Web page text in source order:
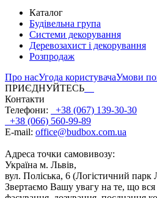
Каталог
Будівельна група
Системи декорування
Деревозахист і декорування
Розпродаж
Про насУгода користувачаУмови
ПРИЄДНУЙТЕСЬ
Контакти
Телефони:
+38 (067) 139-30-30
+38 (066) 560-99-89
E-mail: office@budbox.com.ua
Адреса точки самовивозу:
Україна м. Львів,
вул. Поліська, 6 (Логістичний парк
Звертаємо Вашу увагу на те, що вся